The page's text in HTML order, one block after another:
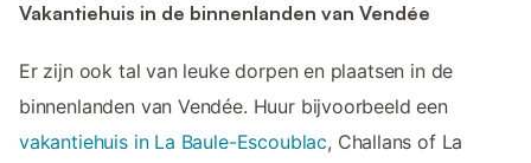
Vakantiehuis in de binnenlanden van Vendée
Er zijn ook tal van leuke dorpen en plaatsen in de
binnenlanden van Vendée. Huur bijvoorbeeld een
vakantiehuis in La Baule-Escoublac, Challans of La